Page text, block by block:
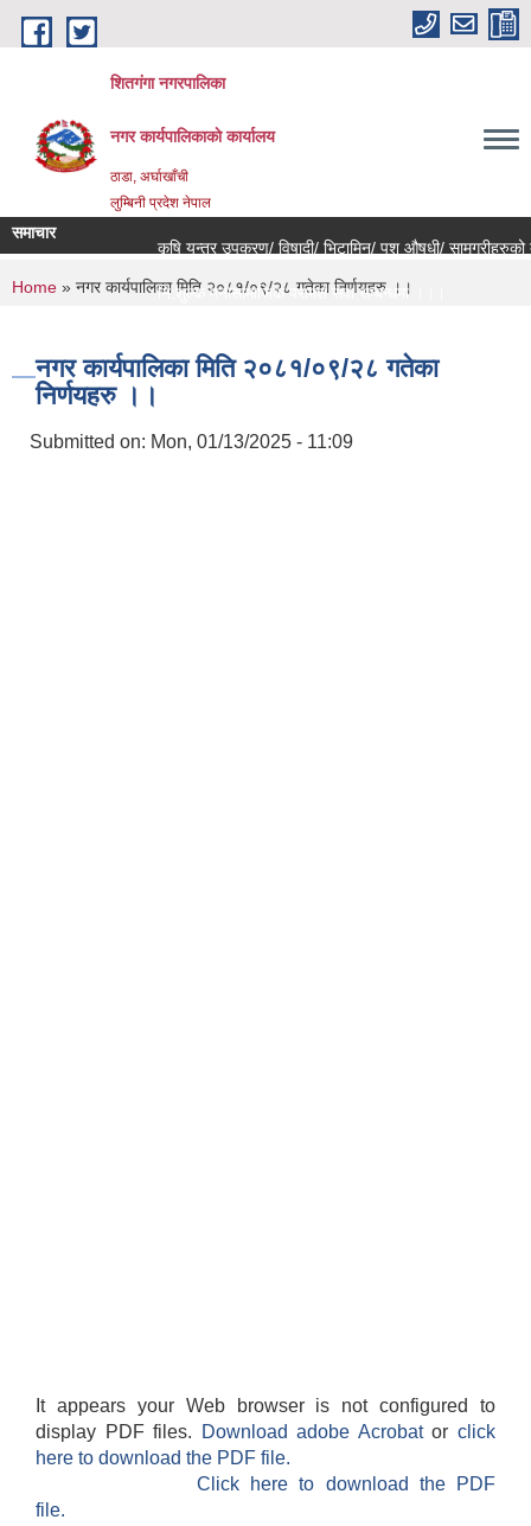
Skip to main content
शितगंगा नगरपालिका
नगर कार्यपालिकाकाे कार्यालय
ठाडा, अर्घाखाँची
लुम्बिनी प्रदेश नेपाल
समाचार
कृषि यन्त्र उपकरण/ विषादी/ भिटामिन/ पशु औषधी/ सामग्रीहरुको
नि:शुल्क मनोसामाजिक परामर्श सेवा सम्बन्धमा ।।।
You are here
Home » नगर कार्यपालिका मिति २०८१/०९/२८ गतेका निर्णयहरु ।।
नगर कार्यपालिका मिति २०८१/०९/२८ गतेका
निर्णयहरु ।।
Submitted on: Mon, 01/13/2025 - 11:09
It appears your Web browser is not configured to
display PDF files.
Download adobe Acrobatorclick
here to download the PDF file.
Click here to download the PDF
file.